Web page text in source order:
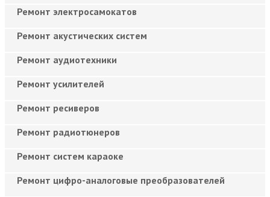
Ремонт электросамокатов
Ремонт акустических систем
Ремонт аудиотехники
Ремонт усилителей
Ремонт ресиверов
Ремонт радиотюнеров
Ремонт систем караоке
Ремонт цифро-аналоговые преобразователей